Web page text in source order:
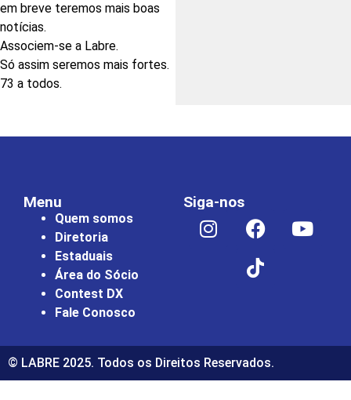
em breve teremos mais boas
notícias.
Associem-se a Labre.
Só assim seremos mais fortes.
73 a todos.
Menu
Quem somos
Diretoria
Estaduais
Área do Sócio
Contest DX
Fale Conosco
Siga-nos
© LABRE 2025. Todos os Direitos Reservados.